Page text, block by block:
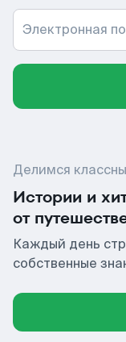
Электронная
Делимся
Истории и
от
Каждый день
собственные